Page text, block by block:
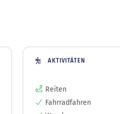
AKTIVITÄTEN
Reiten
Fahrradfahren